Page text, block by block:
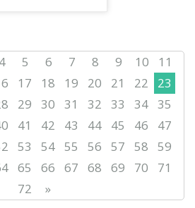
4 5 6 7 8 9 10
11
17 18 19 20 21 22
23
29 30 31 32 33 34 35
41 42 43 44 45 46
47
53 54 55 56 57 58
59
65 66 67 68 69 70
71
72
»